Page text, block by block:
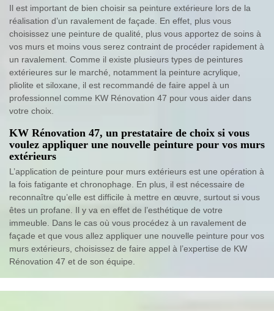
Il est important de bien choisir sa peinture extérieure lors de la
réalisation d’un ravalement de façade. En effet, plus vous
choisissez une peinture de qualité, plus vous apportez de soins à
vos murs et moins vous serez contraint de procéder rapidement à
un ravalement. Comme il existe plusieurs types de peintures
extérieures sur le marché, notamment la peinture acrylique,
pliolite et siloxane, il est recommandé de faire appel à un
professionnel comme KW Rénovation 47 pour vous aider dans
votre choix.
KW Rénovation 47, un prestataire de choix si vous
voulez appliquer une nouvelle peinture pour vos murs
extérieurs
L’application de peinture pour murs extérieurs est une opération à
la fois fatigante et chronophage. En plus, il est nécessaire de
reconnaître qu’elle est difficile à mettre en œuvre, surtout si vous
êtes un profane. Il y va en effet de l’esthétique de votre
immeuble. Dans le cas où vous procédez à un ravalement de
façade et que vous allez appliquer une nouvelle peinture pour vos
murs extérieurs, choisissez de faire appel à l’expertise de KW
Rénovation 47 et de son équipe.